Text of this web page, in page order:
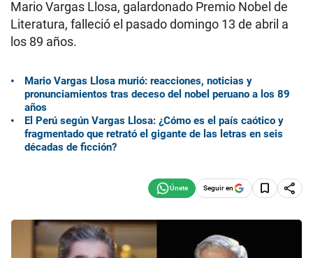
Mario Vargas Llosa, galardonado Premio Nobel de
Literatura, falleció el pasado domingo 13 de abril a
los 89 años.
Mario Vargas Llosa murió: reacciones, noticias y
pronunciamientos tras deceso del nobel peruano a los 89
años
El Perú según Vargas Llosa: ¿Cómo es el país caótico y
fragmentado que retrató el gigante de las letras en seis
décadas de ficción?
Seguir en